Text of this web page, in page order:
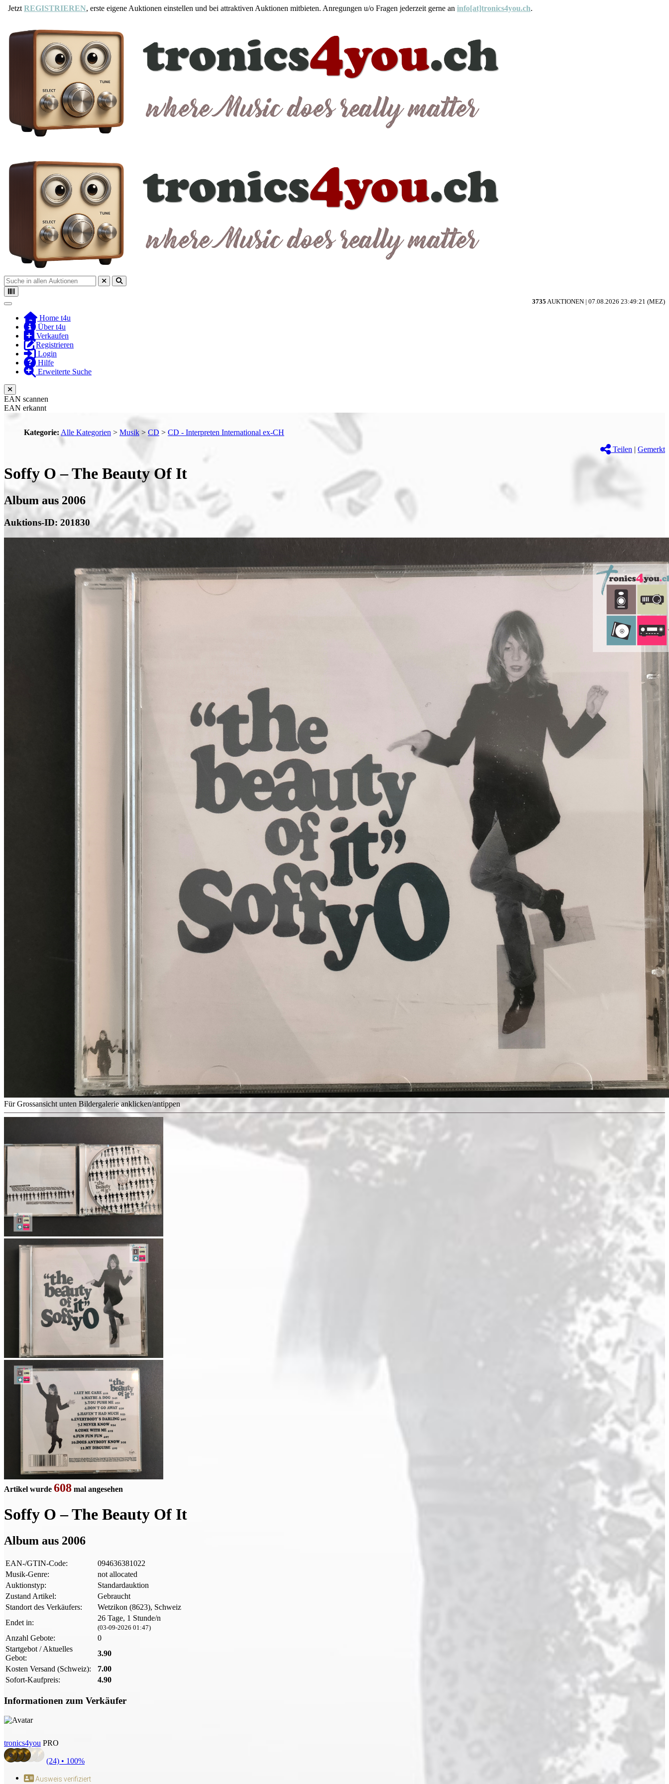
Jetzt REGISTRIEREN, erste eigene Auktionen einstellen und bei attraktiven Auktionen mitbieten. Anregungen u/o Fragen jederzeit gerne an info[at]tronics4you.ch.
3735 AUKTIONEN | 07.08.2026 23:49:21 (MEZ)
Toggle navigation
Home t4u
Über t4u
Verkaufen
Registrieren
Login
Hilfe
Erweiterte Suche
EAN scannen
EAN erkannt
Kategorie: Alle Kategorien > Musik > CD > CD - Interpreten International ex-CH
Teilen | Gemerkt
Soffy O – The Beauty Of It
Album aus 2006
Auktions-ID: 201830
Für Grossansicht unten Bildergalerie anklicken/antippen
Artikel wurde 608 mal angesehen
Soffy O – The Beauty Of It
Album aus 2006
EAN-/GTIN-Code:
094636381022
Musik-Genre:
not allocated
Auktionstyp:
Standardauktion
Zustand Artikel:
Gebraucht
Standort des Verkäufers:
Wetzikon (8623), Schweiz
Endet in:
26 Tage, 1 Stunde/n
(03-09-2026 01:47)
Anzahl Gebote:
0
Startgebot / Aktuelles
Gebot:
3.90
Kosten Versand (Schweiz):
7.00
Sofort-Kaufpreis:
4.90
Informationen zum Verkäufer
tronics4you PRO
(24) • 100%
Ausweis verifiziert